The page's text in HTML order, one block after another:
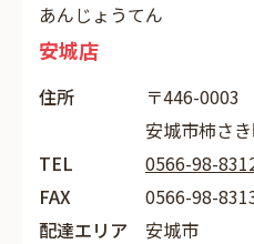
あんじょうてん
安城店
住所
〒446-0003
安城市柿さ
TEL
0566-98-
FAX
0566-98-
配達エリア
安城市